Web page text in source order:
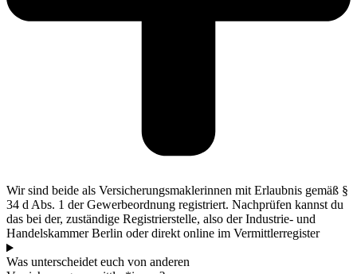
Wir sind beide als Versicherungsmaklerinnen mit Erlaubnis gemäß §
34 d Abs. 1 der Gewerbeordnung registriert. Nachprüfen kannst du
das bei der, zuständige Registrierstelle, also der Industrie- und
Handelskammer Berlin oder direkt online im Vermittlerregister
Was unterscheidet euch von anderen